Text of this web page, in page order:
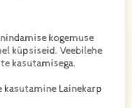
kogemuse
küpsiseid. Veebilehe
kasutamisega.
Lainekarp